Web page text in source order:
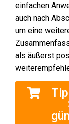
einfachen
auch nach
um eine
als äußerst